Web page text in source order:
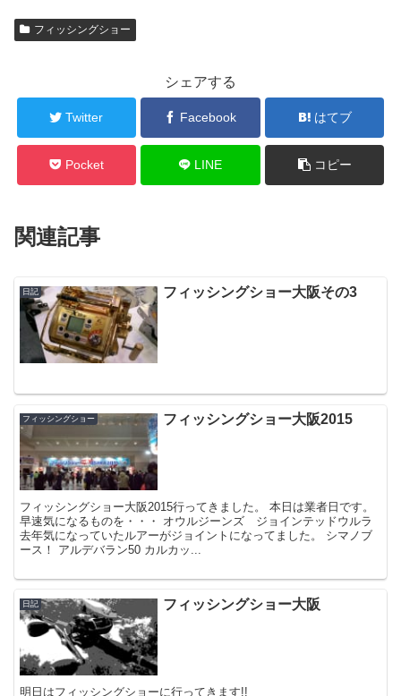
フィッシングショー
シェアする
Twitter Facebook はてブ
Pocket LINE コピー
関連記事
日記 フィッシングショー大阪その3
フィッシングショー フィッシングショー大阪2015
フィッシングショー大阪2015行ってきました。 本日は業者日です。
早速気になるものを・・・ オウルジーンズ ジョインテッドウルラ
去年気になっていたルアーがジョイントになってました。 シマノブ
ース！ アルデバラン50 カルカッ...
日記 フィッシングショー大阪
明日はフィッシングショーに行ってきます!!